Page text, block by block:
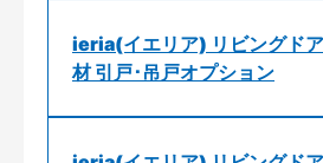
ieria(イエリア) リビングド
材 引戸･吊戸オプション